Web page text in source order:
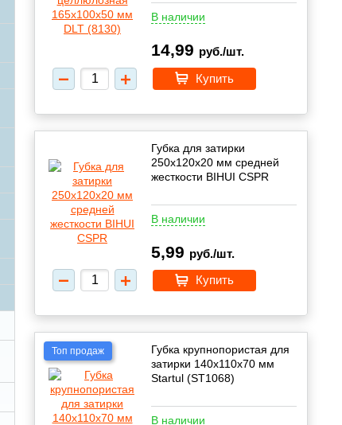
В наличии
14,99 руб./шт.
Купить
Губка для затирки
250x120x20 мм средней
жесткости BIHUI CSPR
В наличии
5,99 руб./шт.
Купить
Топ продаж
Губка крупнопористая для
затирки 140x110x70 мм
Startul (ST1068)
В наличии